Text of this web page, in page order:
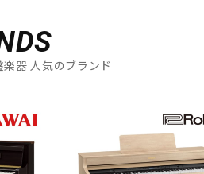
器 人気のブランド